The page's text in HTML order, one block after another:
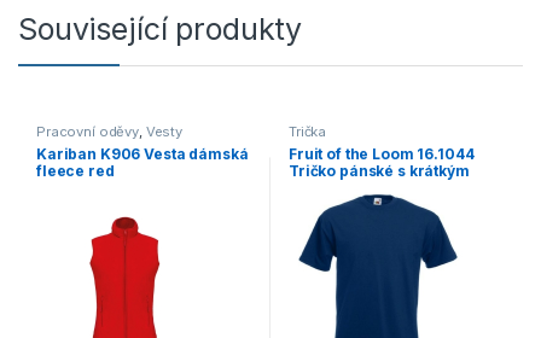
Související produkty
Pracovní oděvy, Vesty
Kariban K906 Vesta dámská
fleece red
Trička
Fruit of the Loom 16.1044
Tričko pánské s krátkým